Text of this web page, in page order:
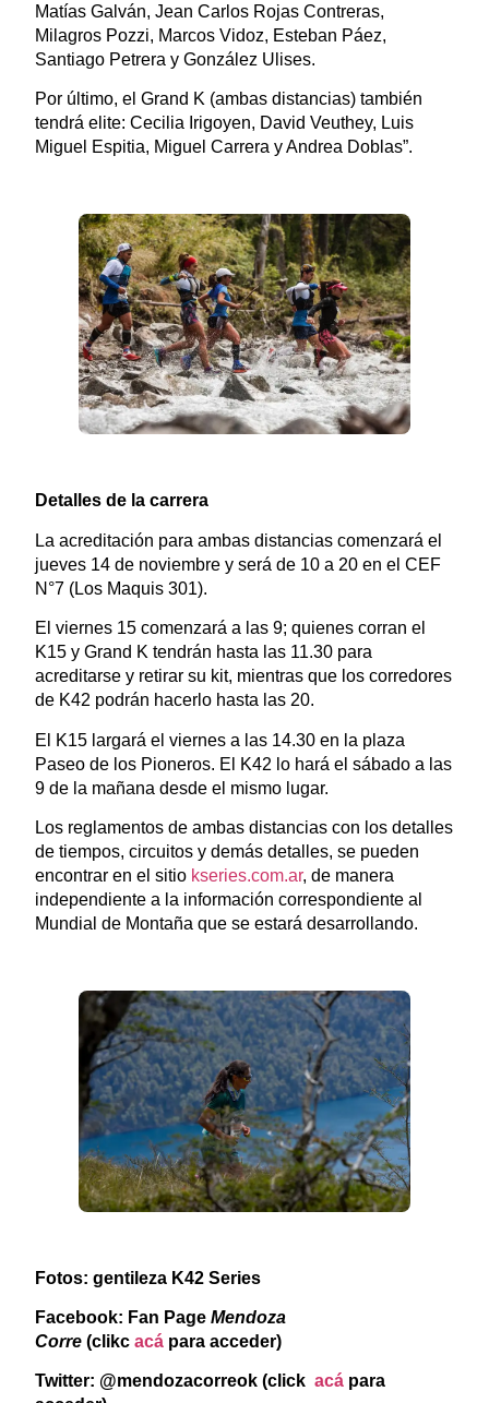
Matías Galván, Jean Carlos Rojas Contreras,
Milagros Pozzi, Marcos Vidoz, Esteban Páez,
Santiago Petrera y González Ulises.
Por último, el Grand K (ambas distancias) también
tendrá elite: Cecilia Irigoyen, David Veuthey, Luis
Miguel Espitia, Miguel Carrera y Andrea Doblas”.
Detalles de la carrera
La acreditación para ambas distancias comenzará el
jueves 14 de noviembre y será de 10 a 20 en el CEF
N°7 (Los Maquis 301).
El viernes 15 comenzará a las 9; quienes corran el
K15 y Grand K tendrán hasta las 11.30 para
acreditarse y retirar su kit, mientras que los corredores
de K42 podrán hacerlo hasta las 20.
El K15 largará el viernes a las 14.30 en la plaza
Paseo de los Pioneros. El K42 lo hará el sábado a las
9 de la mañana desde el mismo lugar.
Los reglamentos de ambas distancias con los detalles
de tiempos, circuitos y demás detalles, se pueden
encontrar en el sitio kseries.com.ar, de manera
independiente a la información correspondiente al
Mundial de Montaña que se estará desarrollando.
Fotos: gentileza K42 Series
Facebook: Fan Page Mendoza
Corre(clikc acápara acceder)
Twitter: @mendozacorreok (click acápara